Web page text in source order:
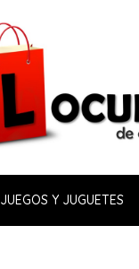
JUEGOS Y JUGUETES